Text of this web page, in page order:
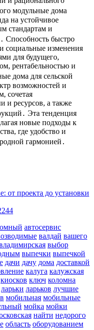
модульные дома
на устойчивое
стандартам и
Способность быстро
социальные изменения
для будущего,
рентабельностью и
дома для сельской
возможностей и
сочетая
и ресурсов, а также
Эта тенденция
новые подходы к
где удобство и
гармонией․
от проекта до установки
автосервис
валдай вашего
выбор
выпечки выпечкой
дачи дачу дома доставкой
калуга калужская
киосков ключ коломна
ларьки ларьков лучшие
мобильная мобильные
мойка мойки
найти недорого
область оборудованием